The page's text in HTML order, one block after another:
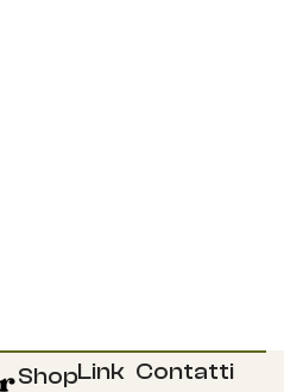
ShopLink Contatti